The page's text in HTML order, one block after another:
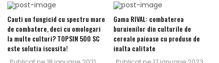
Cauti un fungicid cu spectru mare
de combatere, deci cu omologari
la multe culturi? TOPSIN 500 SC
este solutia iscusita!
Gama RIVAL: combaterea
buruienilor din culturile de
cereale paioase cu produse de
inalta calitate